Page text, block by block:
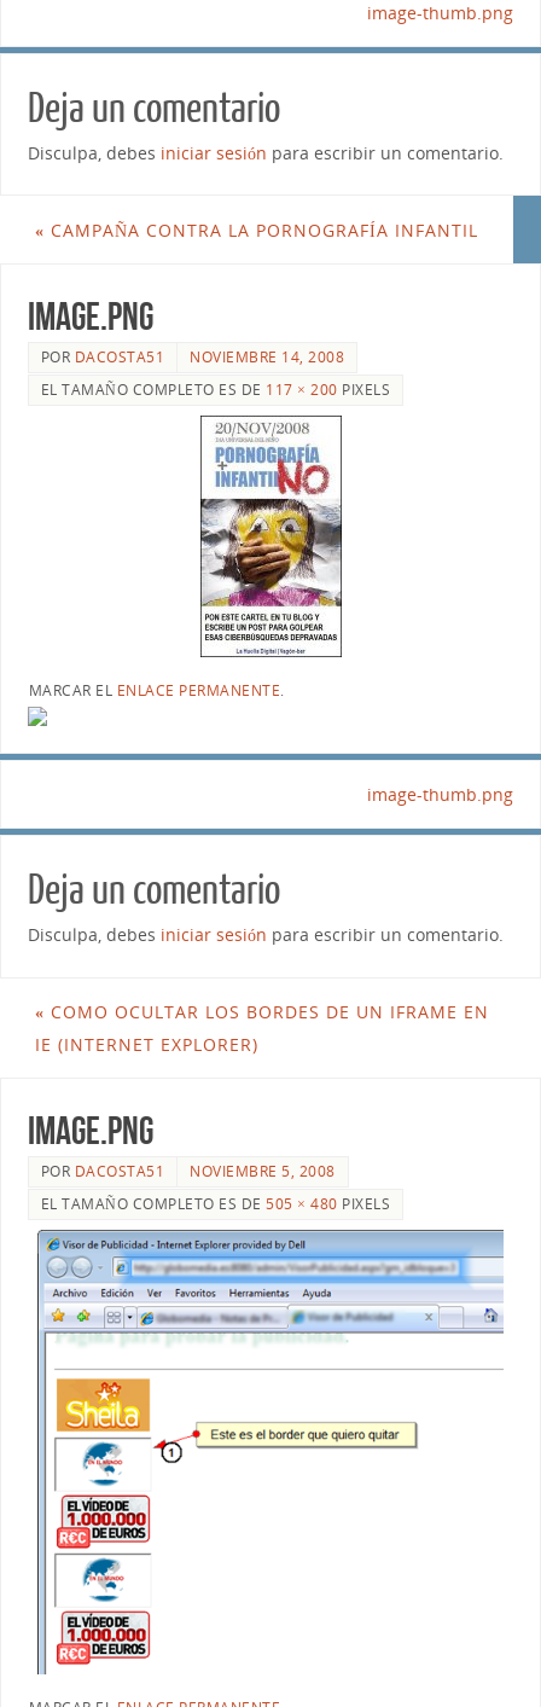
image-thumb.png
Deja un comentario
Disculpa, debes iniciar sesión para escribir un comentario.
« CAMPAÑA CONTRA LA PORNOGRAFÍA INFANTIL
image.png
POR DACOSTA51
NOVIEMBRE 14, 2008
EL TAMAÑO COMPLETO ES DE 117 × 200 PIXELS
MARCAR EL ENLACE PERMANENTE.
image-thumb.png
Deja un comentario
Disculpa, debes iniciar sesión para escribir un comentario.
« COMO OCULTAR LOS BORDES DE UN IFRAME EN
IE (INTERNET EXPLORER)
image.png
POR DACOSTA51
NOVIEMBRE 5, 2008
EL TAMAÑO COMPLETO ES DE505 × 480 PIXELS